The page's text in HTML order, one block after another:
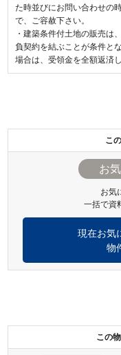
た時並びにお問い合わせの
で、ご容赦下さい。
・建築条件付土地の販売は
負契約を結ぶことが条件と
場合は、受領金を全額返済
こ
お気
一括で資
現在お気
物
この